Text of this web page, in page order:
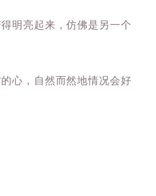
明亮起来，仿佛是另一个
心，自然而然地情况会好